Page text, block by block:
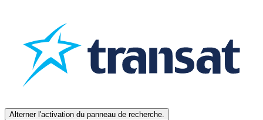
Alterner l'activation du panneau de recherche.